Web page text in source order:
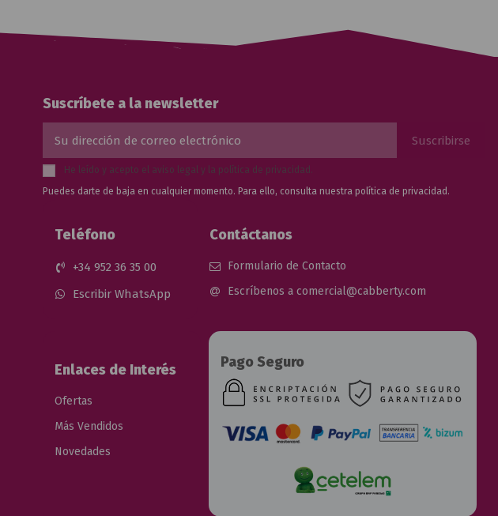
Suscríbete a la newsletter
He leído y acepto el aviso legaly la política de privacidad .
Puedes darte de baja en cualquier momento. Para ello, consulta nuestrapolítica de privacidad.
Teléfono
+34 952 36 35 00
Escribir WhatsApp
Contáctanos
Formulario de Contacto
Escríbenos a comercial@cabberty.com
Enlaces de Interés
Ofertas
Más Vendidos
Novedades
Pago Seguro